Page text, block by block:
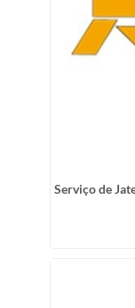
Serviço de